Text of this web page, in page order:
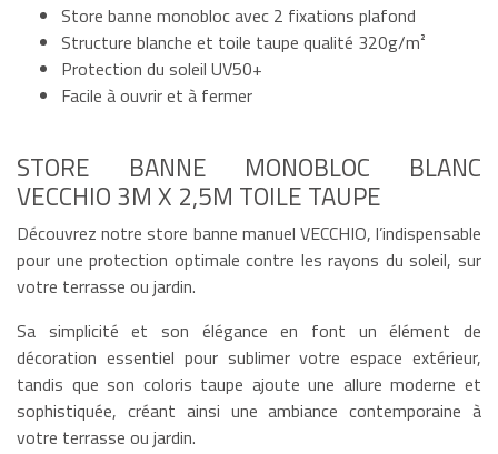
Store banne monobloc avec 2 fixations plafond
Structure blanche et toile taupe qualité 320g/m²
Protection du soleil UV50+
Facile à ouvrir et à fermer
STORE BANNE MONOBLOC BLANC
VECCHIO 3M X 2,5M TOILE TAUPE
Découvrez notre store banne manuel VECCHIO, l’indispensable
pour une protection optimale contre les rayons du soleil, sur
votre terrasse ou jardin.
Sa simplicité et son élégance en font un élément de
décoration essentiel pour sublimer votre espace extérieur,
tandis que son coloris taupe ajoute une allure moderne et
sophistiquée, créant ainsi une ambiance contemporaine à
votre terrasse ou jardin.